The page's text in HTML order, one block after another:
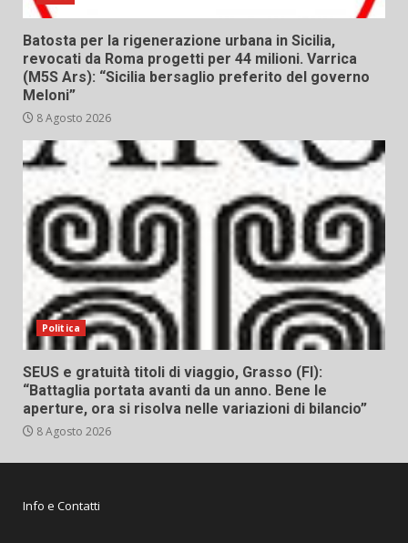
Batosta per la rigenerazione urbana in Sicilia,
revocati da Roma progetti per 44 milioni. Varrica
(M5S Ars): “Sicilia bersaglio preferito del governo
Meloni”
8 Agosto 2026
Politica
SEUS e gratuità titoli di viaggio, Grasso (FI):
“Battaglia portata avanti da un anno. Bene le
aperture, ora si risolva nelle variazioni di bilancio”
8 Agosto 2026
Info e Contatti